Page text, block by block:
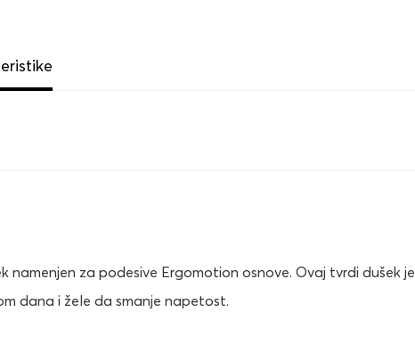
namenjen za podesive Ergomotion osnove. Ovaj tvrdi dušek je
dana i žele da smanje napetost.